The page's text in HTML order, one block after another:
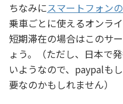
ちなみにスマートフォン
乗車ごとに使えるオンラ
短期滞在の場合はこのサ
ょう。（ただし、日本で
いようなので、paypalも
要なのかもしれません）